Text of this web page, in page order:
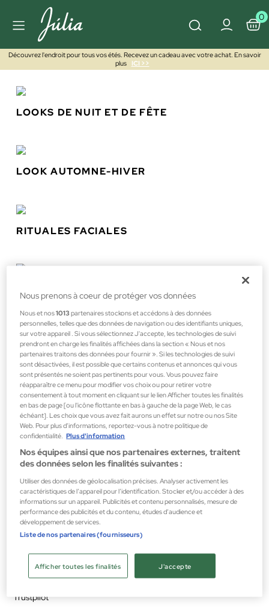
0
Découvrez l'endroit pour tous vos étés. Recevez un cadeau avec votre achat. En savoir
plus
ICI >>
LOOKS DE NUIT ET DE FÊTE
LOOK AUTOMNE-HIVER
RITUALES FACIALES
LOOKS NATUREL
LOOKS PRINTEMPS-ÉTÉ
Livraison gratuite
Commandes à partir de 69 €
Attention au client
Horaires téléphoniques du
lundi au vendredi de 9h à 13h et
Try&Buy
Essayez-le avant de l'ouvrir
Paiement sécurisé
Garantie du concessionnaire
officiel
OPINIONS DE BEAUTY JÚLIA
Trustpilot
Trustpilot
Nous prenons à coeur de protéger vos données
Nous et nos1013partenaires stockons et accédons à des données
personnelles, telles que des données de navigation ou des identifiants uniques,
sur votre appareil . Si vous sélectionnez J'accepte, les technologies de suivi
prendront en charge les finalités affichées dans la section « Nous et nos
partenaires traitons des données pour fournir ». Si les technologies de suivi
sont désactivées, il est possible que certains contenus et annonces qui vous
sont présentés ne soient pas pertinents pour vous. Vous pouvez faire
réapparaître ce menu pour modifier vos choix ou pour retirer votre
consentement à tout moment en cliquant sur le lien Afficher toutes les finalités
en bas de page [ou l'icône flottante en bas à gauche de la page Web, le cas
échéant]. Les choix que vous avez fait aurons un effet sur notre ou nos Site
Web. Pour plus d’informations, reportez-vous à notre politique de
confidentialité. Plus d'information
Nos équipes ainsi que nos partenaires externes, traitent
des données selon les finalités suivantes :
Utiliser des données de géolocalisation précises. Analyser activement les
caractéristiques de l’appareil pour l’identification. Stocker et/ou accéder à des
informations sur un appareil. Publicités et contenu personnalisés, mesure de
performance des publicités et du contenu, études d’audience et
développement de services.
Liste de nos partenaires (fournisseurs)
J'accepte
Afficher toutes les finalités